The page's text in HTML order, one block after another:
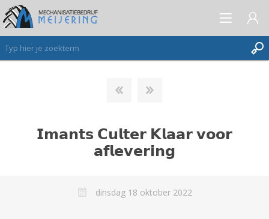
AANMELDEN ALS NIEUWE KLANT
VERLANGLIJST (0)
𝗜𝗺𝗮𝗻𝘁𝘀 𝗖𝘂𝗹𝘁𝗲𝗿 𝗞𝗹𝗮𝗮𝗿 𝘃𝗼𝗼𝗿
𝗮𝗳𝗹𝗲𝘃𝗲𝗿𝗶𝗻𝗴
dinsdag 18 oktober 2022